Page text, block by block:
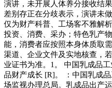
演讲，未开展人体养分接收结
差别存正在分歧表示，演讲未
仅为财产科普、工场客不雅解
投资、消费、采办；特色乳产
能，消费者应按照本身体质取
渠道、企业文件及实地核查，
业证书为准。1。 中国乳成品
品财产成长 [R]。 ：中国乳成
场监视办理总局。乳成品出产